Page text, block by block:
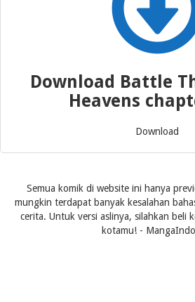
Download Battle
Heavens
Download
Semua komik di website ini hanya
mungkin terdapat banyak kesalahan
cerita. Untuk versi aslinya, silahkan beli
kotamu! -